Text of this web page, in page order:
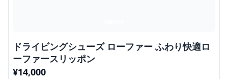
ドライビングシューズ ローファー ふわり快適ロ
ーファースリッポン
¥14,000